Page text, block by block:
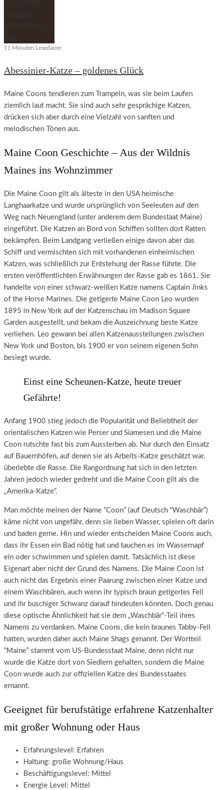
11 Minuten Lesedauer
Abessinier-Katze – goldenes Glück
Maine Coons tendieren zum Trampeln, was sie beim Laufen
ziemlich laut macht. Sie sind auch sehr gesprächige Katzen,
drücken sich aber durch eine Vielzahl von sanften und
melodischen Tönen aus.
Maine Coon Geschichte – Aus der Wildnis
Maines ins Wohnzimmer
Die Maine Coon gilt als älteste in den USA heimische
Langhaarkatze und wurde ursprünglich von Seeleuten auf den
Weg nach Neuengland (unter anderem dem Bundestaat Maine)
eingeführt. Die Katzen an Bord von Schiffen sollten dort Ratten
bekämpfen. Beim Landgang verließen einige davon aber das
Schiff und vermischten sich mit vorhandenen einheimischen
Katzen, was schließlich zur Entstehung der Rasse führte. Die
ersten veröffentlichten Erwähnungen der Rasse gab es 1861. Sie
handelte von einer schwarz-weißen Katze namens Captain Jinks
of the Horse Marines. Die getigerte Maine Coon Leo wurden
1895 in New York auf der Katzenschau im Madison Square
Garden ausgestellt, und bekam die Auszeichnung beste Katze
verliehen. Leo gewann bei allen Katzenausstellungen zwischen
New York und Boston, bis 1900 er von seinem eigenen Sohn
besiegt wurde.
Einst eine Scheunen-Katze, heute treuer
Gefährte!
Anfang 1900 stieg jedoch die Popularität und Beliebtheit der
orientalischen Katzen wie Perser und Siamesen und die Maine
Coon rutschte fast bis zum Aussterben ab. Nur durch den Einsatz
auf Bauernhöfen, auf denen sie als Arbeits-Katze geschätzt war,
überlebte die Rasse. Die Rangordnung hat sich in den letzten
Jahren jedoch wieder gedreht und die Maine Coon gilt als die
„Amerika-Katze“.
Man möchte meinen der Name “Coon” (auf Deutsch “Waschbär”)
käme nicht von ungefähr, denn sie lieben Wasser, spielen oft darin
und baden gerne. Hin und wieder entscheiden Maine Coons auch,
dass ihr Essen ein Bad nötig hat und tauchen es im Wassernapf
ein oder schwimmen und spielen damit. Tatsächlich ist diese
Eigenart aber nicht der Grund des Namens. Die Maine Coon ist
auch nicht das Ergebnis einer Paarung zwischen einer Katze und
einem Waschbären, auch wenn ihr typisch braun getigertes Fell
und ihr buschiger Schwanz darauf hindeuten könnten. Doch genau
diese optische Ähnlichkeit hat sie dem „Waschbär“-Teil ihres
Namens zu verdanken. Maine Coons, die kein braunes Tabby-Fell
hatten, wurden daher auch Maine Shags genannt. Der Wortteil
“Maine” stammt vom US-Bundesstaat Maine, denn nicht nur
wurde die Katze dort von Siedlern gehalten, sondern die Maine
Coon wurde auch zur offiziellen Katze des Bundesstaates
ernannt.
Geeignet für berufstätige erfahrene Katzenhalter
mit großer Wohnung oder Haus
Erfahrungslevel: Erfahren
Haltung: große Wohnung/Haus
Beschäftigungslevel: Mittel
Energie Level: Mittel